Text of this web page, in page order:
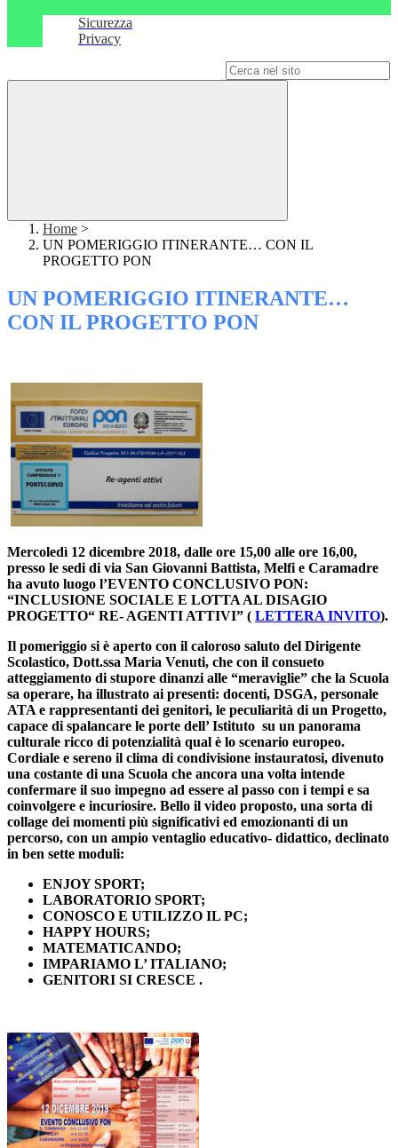
Sicurezza
Privacy
Home >
UN POMERIGGIO ITINERANTE… CON IL
PROGETTO PON
UN POMERIGGIO ITINERANTE…
CON IL PROGETTO PON
Mercoledì 12 dicembre 2018, dalle ore 15,00 alle ore 16,00,
presso le sedi di via San Giovanni Battista, Melfi e Caramadre
ha avuto luogo l’EVENTO CONCLUSIVO PON:
“INCLUSIONE SOCIALE E LOTTA AL DISAGIO
PROGETTO“ RE- AGENTI ATTIVI” ( LETTERA INVITO).
Il pomeriggio si è aperto con il caloroso saluto del Dirigente
Scolastico, Dott.ssa Maria Venuti, che con il consueto
atteggiamento di stupore dinanzi alle “meraviglie” che la Scuola
sa operare, ha illustrato ai presenti: docenti, DSGA, personale
ATA e rappresentanti dei genitori, le peculiarità di un Progetto,
capace di spalancare le porte dell’ Istituto su un panorama
culturale ricco di potenzialità qual è lo scenario europeo.
Cordiale e sereno il clima di condivisione instauratosi, divenuto
una costante di una Scuola che ancora una volta intende
confermare il suo impegno ad essere al passo con i tempi e sa
coinvolgere e incuriosire. Bello il video proposto, una sorta di
collage dei momenti più significativi ed emozionanti di un
percorso, con un ampio ventaglio educativo- didattico, declinato
in ben sette moduli:
ENJOY SPORT;
LABORATORIO SPORT;
CONOSCO E UTILIZZO IL PC;
HAPPY HOURS;
MATEMATICANDO;
IMPARIAMO L’ ITALIANO;
GENITORI SI CRESCE .